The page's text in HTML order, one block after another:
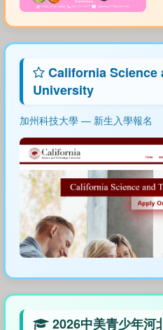
California Science
University
加州科技大學 — 新生入學報名
2026中美青少年河